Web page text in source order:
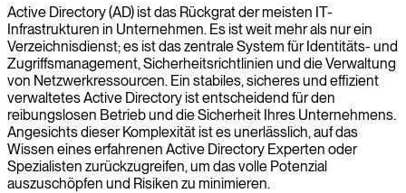
Netzwerksicherheit verbessern, Ihre Benutzerverwaltung optimieren
und Ihre Authentifizierungssysteme für maximale betriebliche
Effizienz optimieren.
Active Directory (AD) ist das Rückgrat der meisten IT-
Infrastrukturen in Unternehmen. Es ist weit mehr als nur ein
Verzeichnisdienst; es ist das zentrale System für Identitäts- und
Zugriffsmanagement, Sicherheitsrichtlinien und die Verwaltung
von Netzwerkressourcen. Ein stabiles, sicheres und effizient
verwaltetes Active Directory ist entscheidend für den
reibungslosen Betrieb und die Sicherheit Ihres Unternehmens.
Angesichts dieser Komplexität ist es unerlässlich, auf das
Wissen eines erfahrenen Active Directory Experten oder
Spezialisten zurückzugreifen, um das volle Potenzial
auszuschöpfen und Risiken zu minimieren.